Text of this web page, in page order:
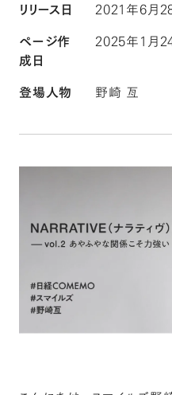
リリース日 2021年6月
ページ作
成日
2025年1月
登場人物 野崎 亙